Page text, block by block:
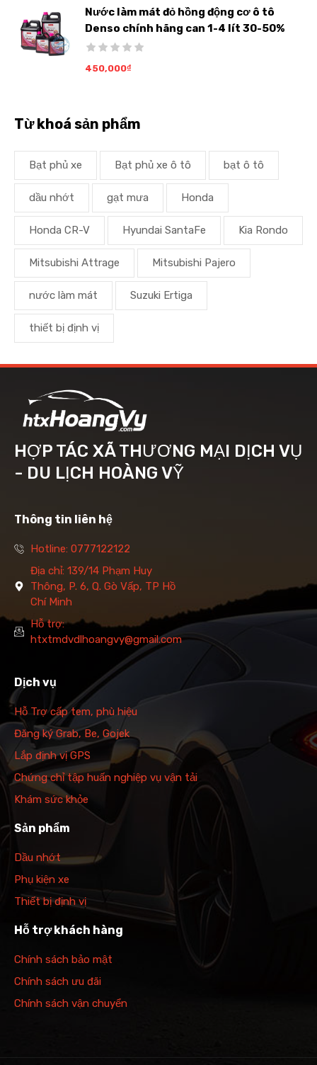
Nước làm mát đỏ hồng động cơ ô tô
Denso chính hãng can 1-4 lít 30-50%
450,000₫
Từ khoá sản phẩm
Bạt phủ xe Bạt phủ xe ô tô bạt ô tô
dầu nhớt gạt mưa Honda
Honda CR-V Hyundai SantaFe Kia Rondo
Mitsubishi Attrage Mitsubishi Pajero
nước làm mát Suzuki Ertiga
thiết bị định vị
HỢP TÁC XÃ THƯƠNG MẠI DỊCH VỤ
- DU LỊCH HOÀNG VỸ
Thông tin liên hệ
Hotline: 0777122122
Địa chỉ: 139/14 Phạm Huy
Thông, P. 6, Q. Gò Vấp, TP Hồ
Chí Minh
Hỗ trợ:
htxtmdvdlhoangvy@gmail.com
Dịch vụ
Hỗ Trợ cấp tem, phù hiệu
Đăng ký Grab, Be, Gojek
Lắp định vị GPS
Chứng chỉ tập huấn nghiệp vụ vận tải
Khám sức khỏe
Sản phẩm
Dầu nhớt
Phụ kiện xe
Thiết bị định vị
Hỗ trợ khách hàng
Chính sách bảo mật
Chính sách ưu đãi
Chính sách vận chuyển